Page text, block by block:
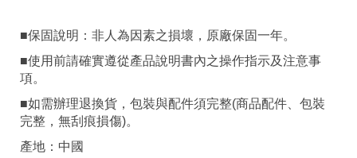
■保固說明：非人為因素之損壞，原廠保固一年。
■使用前請確實遵從產品說明書內之操作指示及注意事
項。
■如需辦理退換貨，包裝與配件須完整(商品配件、包裝
完整，無刮痕損傷)。
產地：中國